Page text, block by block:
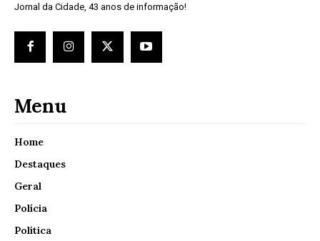
Jornal da Cidade, 43 anos de informação!
Menu
Home
Destaques
Geral
Polícia
Política